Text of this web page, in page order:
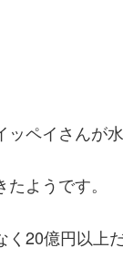
ペイさんが
ようです。
20億円以上